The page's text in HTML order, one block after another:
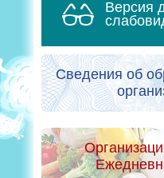
Версия
Сведения об